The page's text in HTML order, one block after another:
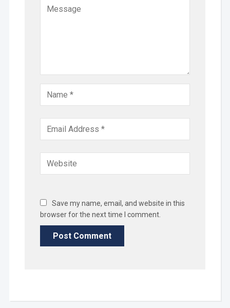
Save my name, email, and website in this
browser for the next time I comment.